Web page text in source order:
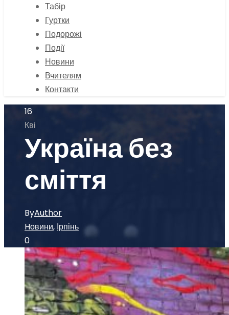
Табір
Гуртки
Подорожі
Події
Новини
Вчителям
Контакти
16
Кві
Україна без
сміття
ByAuthor
Hовини, Ірпінь
0